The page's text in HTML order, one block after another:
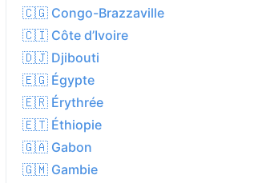
🇨🇬 Congo-Brazzaville
🇨🇮 Côte d’Ivoire
🇩🇯 Djibouti
🇪🇬 Égypte
🇪🇷 Érythrée
🇪🇹 Éthiopie
🇬🇦 Gabon
🇬🇲 Gambie